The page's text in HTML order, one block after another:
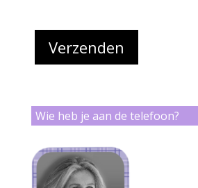
Wie heb je aan de telefoon?